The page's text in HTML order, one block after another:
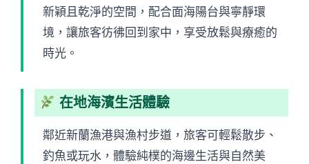
新穎且乾淨的空間，配合面海陽台與寧靜環
境，讓旅客彷彿回到家中，享受放鬆與療癒的
時光。
在地海濱生活體驗
鄰近新蘭漁港與漁村步道，旅客可輕鬆散步、
釣魚或玩水，體驗純樸的海邊生活與自然美